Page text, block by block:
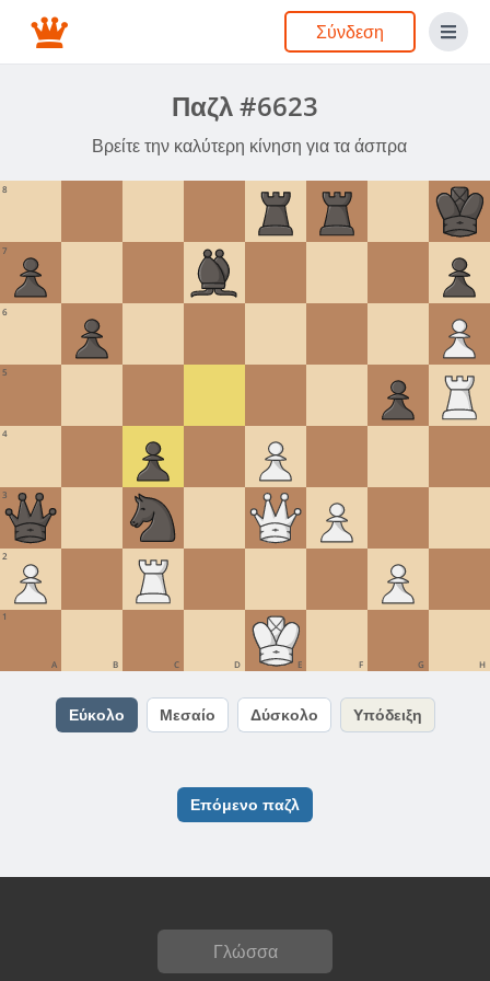
Σύνδεση
Παζλ #6623
Βρείτε την καλύτερη κίνηση για τα άσπρα
8
7
6
5
4
3
2
1
A B C D E F G H
Εύκολο Μεσαίο Δύσκολο Υπόδειξη
Επόμενο παζλ
Γλώσσα